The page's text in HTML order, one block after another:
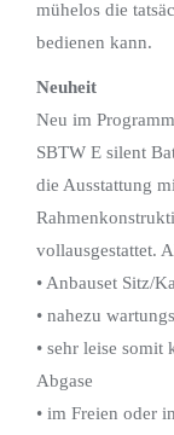
mühelos die
bedienen kann.
Neuheit
Neu im
SBTW E silent
die Ausstattung
vollausgestattet.
• Anbauset Sitz/
• nahezu
• sehr leise somit
Abgase
• im Freien oder